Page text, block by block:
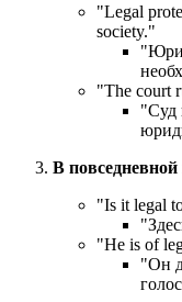
"Legal
society."
"The court
"Суд
В
"Is it legal
"He is of
"Он